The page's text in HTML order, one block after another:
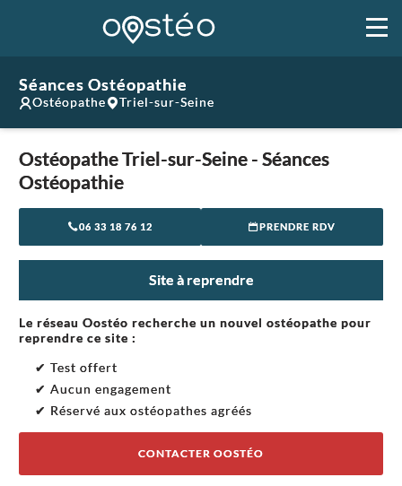
Séances Ostéopathie
Ostéopathe Triel-sur-Seine
Ostéopathe Triel-sur-Seine - Séances
Ostéopathie
06 33 18 76 12 PRENDRE RDV
Site à reprendre
Le réseau Oostéo recherche un nouvel ostéopathe pour
reprendre ce site :
✔ Test offert
✔ Aucun engagement
✔ Réservé aux ostéopathes agréés
CONTACTER OOSTÉO